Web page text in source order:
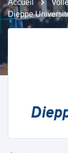
Accueil
Dieppe